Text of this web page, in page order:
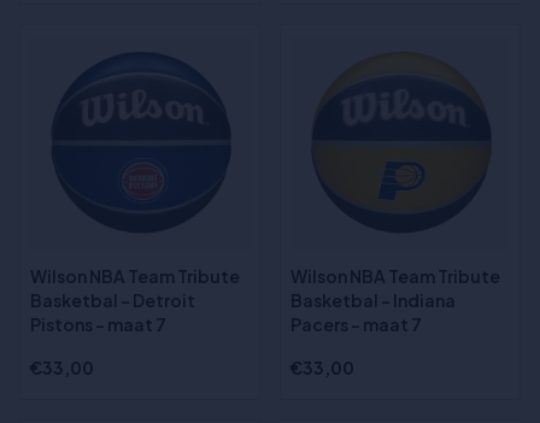
Wilson NBA Team Tribute
Basketbal - Detroit
Pistons - maat 7
€33,00
Wilson NBA Team Tribute
Basketbal - Indiana
Pacers - maat 7
€33,00